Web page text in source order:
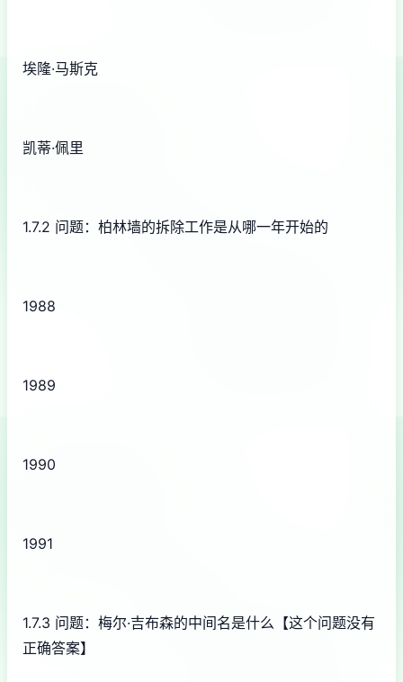
埃隆·马斯克
凯蒂·佩里
1.7.2 问题：柏林墙的拆除工作是从哪一年开始的
1988
1989
1990
1991
1.7.3 问题：梅尔·吉布森的中间名是什么【这个问题没有
正确答案】